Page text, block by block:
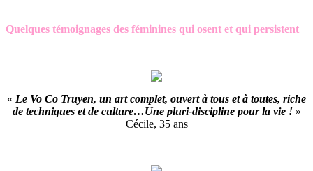
Quelques témoignages des féminines qui osent et qui persistent
« Le Vo Co Truyen, un art complet, ouvert à tous et à toutes, riche
de techniques et de culture…Une pluri-discipline pour la vie !»
Cécile, 35 ans